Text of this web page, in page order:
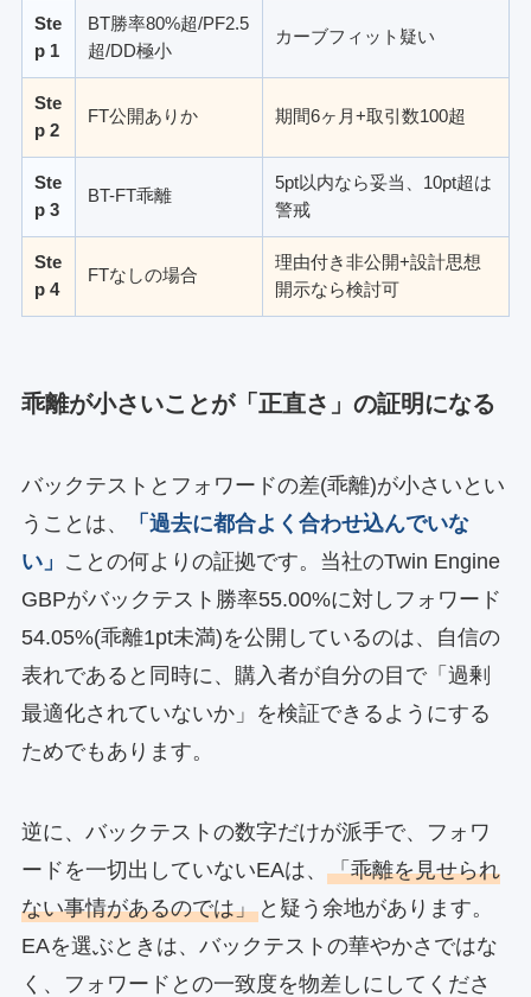
Ste
p 1
BT勝率80%超/PF2.5
超/DD極小
カーブフィット疑い
Ste
p 2
FT公開ありか 期間6ヶ月+取引数100超
Ste
p 3
BT-FT乖離
5pt以内なら妥当、10pt超は
警戒
Ste
p 4
FTなしの場合
理由付き非公開+設計思想
開示なら検討可
乖離が小さいことが「正直さ」の証明になる
バックテストとフォワードの差(乖離)が小さいとい
うことは、
「過去に都合よく合わせ込んでいな
い」 ことの何よりの証拠です。当社のTwin Engine
GBPがバックテスト勝率55.00%に対しフォワード
54.05%(乖離1pt未満)を公開しているのは、自信の
表れであると同時に、購入者が自分の目で「過剰
最適化されていないか」を検証できるようにする
ためでもあります。
逆に、バックテストの数字だけが派手で、フォワ
ードを一切出していないEAは、 「乖離を見せられ
ない事情があるのでは」と疑う余地があります。
EAを選ぶときは、バックテストの華やかさではな
く、フォワードとの一致度を物差しにしてくださ